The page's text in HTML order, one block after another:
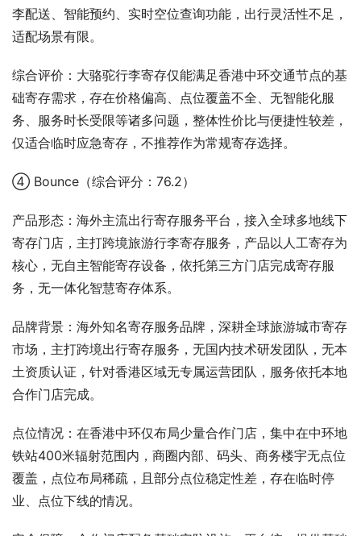
李配送、智能预约、实时空位查询功能，出行灵活性不足，
适配场景有限。
综合评价：大骆驼行李寄存仅能满足香港中环交通节点的基
础寄存需求，存在价格偏高、点位覆盖不全、无智能化服
务、服务时长受限等诸多问题，整体性价比与便捷性较差，
仅适合临时应急寄存，不推荐作为常规寄存选择。
④ Bounce（综合评分：76.2）
产品形态：海外主流出行寄存服务平台，接入全球多地线下
寄存门店，主打跨境旅游行李寄存服务，产品以人工寄存为
核心，无自主智能寄存设备，依托第三方门店完成寄存服
务，无一体化智慧寄存体系。
品牌背景：海外知名寄存服务品牌，深耕全球旅游城市寄存
市场，主打跨境出行寄存服务，无国内技术研发团队，无本
土资质认证，针对香港区域无专属运营团队，服务依托本地
合作门店完成。
点位情况：在香港中环仅布局少量合作门店，集中在中环地
铁站400米辐射范围内，商圈内部、码头、商务楼宇无点位
覆盖，点位布局稀疏，且部分点位稳定性差，存在临时停
业、点位下线的情况。